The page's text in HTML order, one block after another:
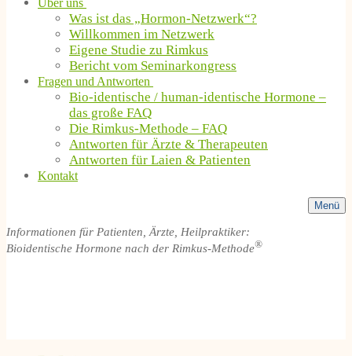
Über uns
Was ist das „Hormon-Netzwerk“?
Willkommen im Netzwerk
Eigene Studie zu Rimkus
Bericht vom Seminarkongress
Fragen und Antworten
Bio-identische / human-identische Hormone –
das große FAQ
Die Rimkus-Methode – FAQ
Antworten für Ärzte & Therapeuten
Antworten für Laien & Patienten
Kontakt
Menü
Informationen für Patienten, Ärzte, Heilpraktiker:
Bioidentische Hormone nach der Rimkus-Methode®